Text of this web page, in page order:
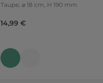
Taupe, ⌀ 18 cm, H 190 mm
14,99 €